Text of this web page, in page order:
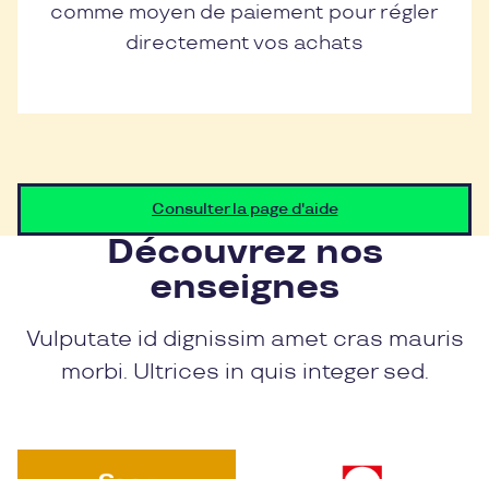
comme moyen de paiement pour régler
directement vos achats
Consulter la page d'aide
Découvrez nos
enseignes
Vulputate id dignissim amet cras mauris
morbi. Ultrices in quis integer sed.